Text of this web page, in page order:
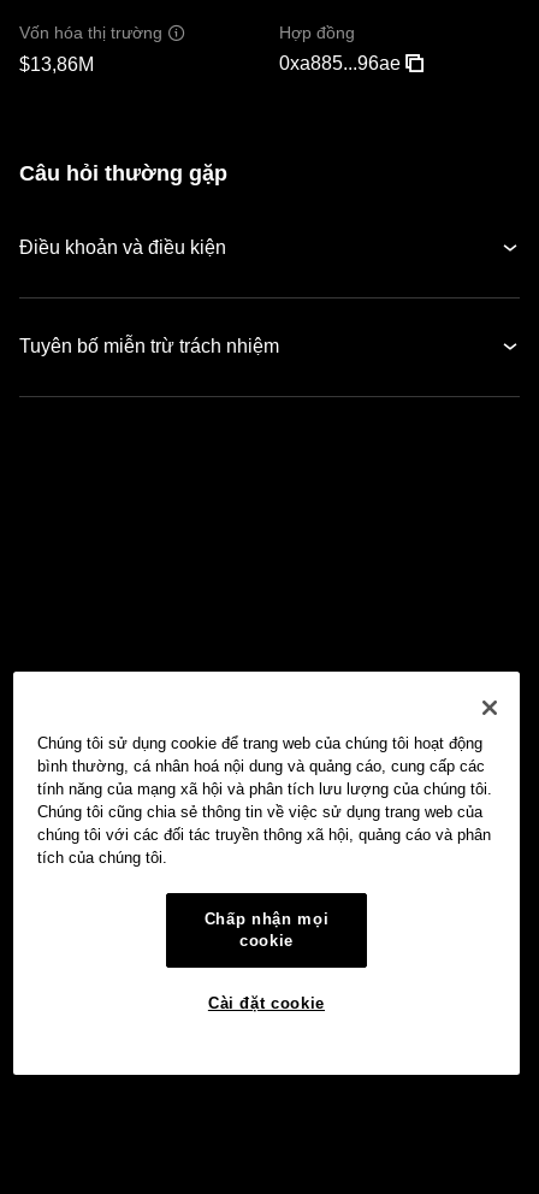
Vốn hóa thị trường
$13,86M
Hợp đồng
0xa885...96ae
Câu hỏi thường gặp
Điều khoản và điều kiện
Tuyên bố miễn trừ trách nhiệm
Chúng tôi sử dụng cookie để trang web của chúng tôi hoạt động
bình thường, cá nhân hoá nội dung và quảng cáo, cung cấp các
tính năng của mạng xã hội và phân tích lưu lượng của chúng tôi.
Chúng tôi cũng chia sẻ thông tin về việc sử dụng trang web của
chúng tôi với các đối tác truyền thông xã hội, quảng cáo và phân
tích của chúng tôi.
Chấp nhận mọi
cookie
Cài đặt cookie